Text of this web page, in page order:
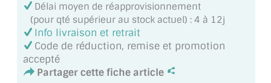
VERRE ANTI-REFLET
VERRE LAQUÉ/CRÉDENCE
VERRE FEUILLETÉ/TREMPÉ
Délai moyen de réapprovisionnement
(pour qté supérieur au stock actuel) : 4 à 12j
Info livraison et retrait
Code de réduction, remise et promotion
accepté
Partager cette fiche article